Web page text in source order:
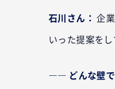
石川さん：企
いった提案を
―― どんな壁で